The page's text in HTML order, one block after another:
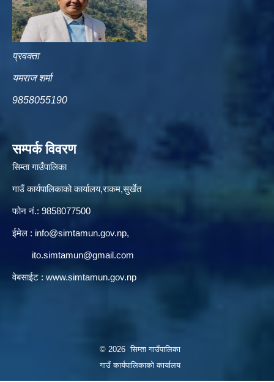
प्रवक्ता
यमराज शर्मा
9858055190
सम्पर्क विवरण
सिम्ता गाउँपालिका
गाउँ कार्यपालिकाको कार्यालय,राकम,सुर्खेत
फोन नं.: 9858077500
ईमेल‌ : info@simtamun.gov.np,
ito.simtamun@gmail.com
वेबसाईट : www.simtamun.gov.np
© 2026 सिम्ता गाउँपालिका
गाउँ कार्यपालिकाको कार्यालय